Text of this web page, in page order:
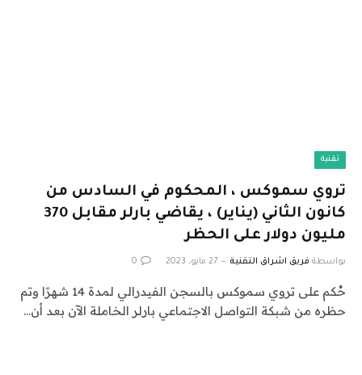
تقنية
تروي سموكس ، المحكوم في السادس من
كانون الثاني (يناير) ، يقاضي بارلر مقابل 370
مليون دولار على الحظر
بواسطة فريق اشراق التقنية 27 مايو، 2023 0
حُكم على تروي سموكس بالسجن الفيدرالي لمدة 14 شهرًا وتم
حظره من شبكة التواصل الاجتماعي بارلر الخاملة الآن بعد أن…